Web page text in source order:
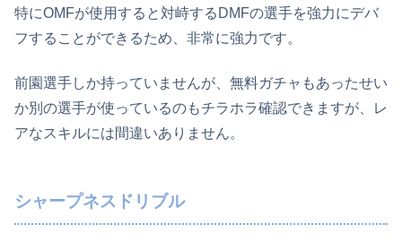
特にOMFが使用すると対峙するDMFの選手を強力にデバ
フすることができるため、非常に強力です。
前園選手しか持っていませんが、無料ガチャもあったせい
か別の選手が使っているのもチラホラ確認できますが、レ
アなスキルには間違いありません。
シャープネスドリブル